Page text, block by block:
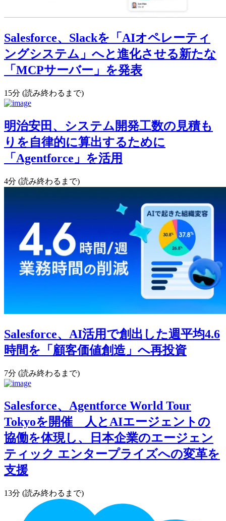
Salesforce、Slackを「AIオペレーティ
ングシステム」へと進化させる新たな
「MCPサーバー」を発表
15分 (読み終わるまで)
明治安田、システム開発工数の見積も
りを自律的に算出するために
「Agentforce」を活用
4分 (読み終わるまで)
Salesforce、AI活用で創出した週平均4.6
時間を「顧客価値創造」へ再投資
7分 (読み終わるまで)
Salesforce、Agentforce World Tour
Tokyoを開催 人とAIエージェントの
協働を体現し、日本企業のエージェン
ティック エンタープライズへの変革を
支援
13分 (読み終わるまで)